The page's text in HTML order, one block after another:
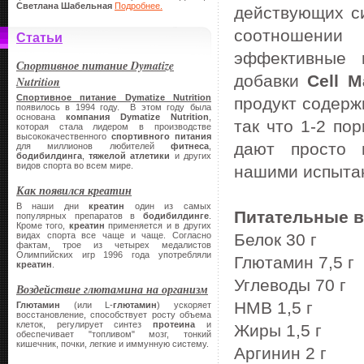
Светлана Шабельная Подробнее.
Статьи
Спортивное питание Dymatize
Nutrition
Спортивное питание Dymatize Nutrition
появилось в 1994 году. В этом году была
основана компания Dymatize Nutrition
которая стала лидером в производстве
высококачественного спортивного питания
для миллионов любителей фитнеса
бодибилдинга ,тяжелой атлетики и других
видов спорта во всем мире.
Как появился креатин
В наши дникреатин
один из самых
популярных препаратов в бодибилдинге
Кроме того, креатин применяется и в других
видах спорта все чаще и чаще. Согласно
фактам, трое из четырех медалистов
Олимпийских игр 1996 года употребляли
креатин
Воздействие глютамина на организм
Глютамин (или L-глютамин) ускоряет
восстановление, способствует росту объема
клеток, регулирует синтезпротеина и
обеспечивает "топливом" мозг, тонкий
кишечник, почки, легкие и иммунную систему.
действующих
эффективные
добавки Cell
продукт
так что 1-2
дают просто
нашими
Питательные
Белок 30 г
Глютамин 7,5 г
Углеводы 70 г
HMB 1,5 г
Жиры 1,5 г
Аргинин 2 г